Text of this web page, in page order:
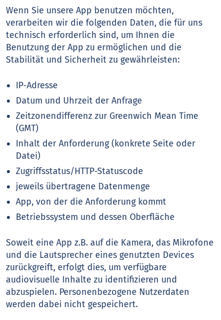
Wenn Sie unsere App benutzen möchten,
verarbeiten wir die folgenden Daten, die für uns
technisch erforderlich sind, um Ihnen die
Benutzung der App zu ermöglichen und die
Stabilität und Sicherheit zu gewährleisten:
IP-Adresse
Datum und Uhrzeit der Anfrage
Zeitzonendifferenz zur Greenwich Mean Time
(GMT)
Inhalt der Anforderung (konkrete Seite oder
Datei)
Zugriffsstatus/HTTP-Statuscode
jeweils übertragene Datenmenge
App, von der die Anforderung kommt
Betriebssystem und dessen Oberfläche
Soweit eine App z.B. auf die Kamera, das Mikrofone
und die Lautsprecher eines genutzten Devices
zurückgreift, erfolgt dies, um verfügbare
audiovisuelle Inhalte zu identifizieren und
abzuspielen. Personenbezogene Nutzerdaten
werden dabei nicht gespeichert.